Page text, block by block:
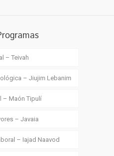
– Teivah
– Jiujim Lebanim
– Maón Tipulí
– Javaia
– Iajad Naavod